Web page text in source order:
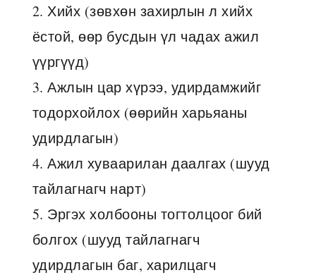
2. Хийх (зөвхөн захирлын л хийх
ёстой, өөр бусдын үл чадах ажил
үүргүүд)
3. Ажлын цар хүрээ, удирдамжийг
тодорхойлох (өөрийн харьяаны
удирдлагын)
4. Ажил хуваарилан даалгах (шууд
тайлагнагч нарт)
5. Эргэх холбооны тогтолцоог бий
болгох (шууд тайлагнагч
удирдлагын баг, харилцагч